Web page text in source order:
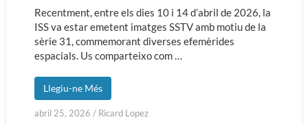
Recentment, entre els dies 10 i 14 d’abril de 2026, la
ISS va estar emetent imatges SSTV amb motiu de la
sèrie 31, commemorant diverses efemèrides
espacials. Us comparteixo com …
Llegiu-ne Més
abril 25, 2026 / Ricard Lopez